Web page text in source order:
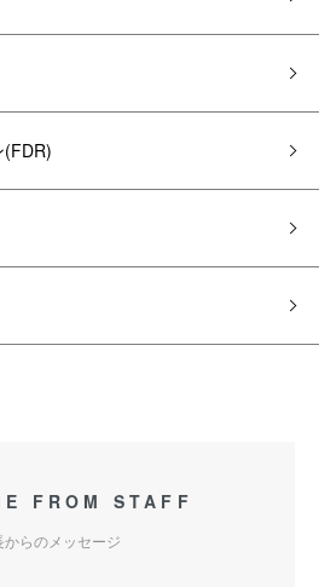
(FDR)
FROM STAFF
からのメッセージ